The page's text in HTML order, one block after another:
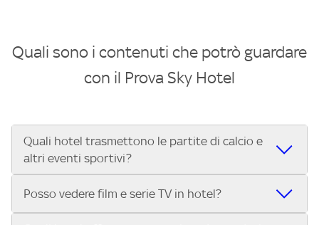
Quali sono i contenuti che potrò guardare
con il Prova Sky Hotel
Quali hotel trasmettono le partite di calcio e
altri eventi sportivi?
Se cerchi un hotel dove poter vedere le partite di Serie A,
Posso vedere film e serie TV in hotel?